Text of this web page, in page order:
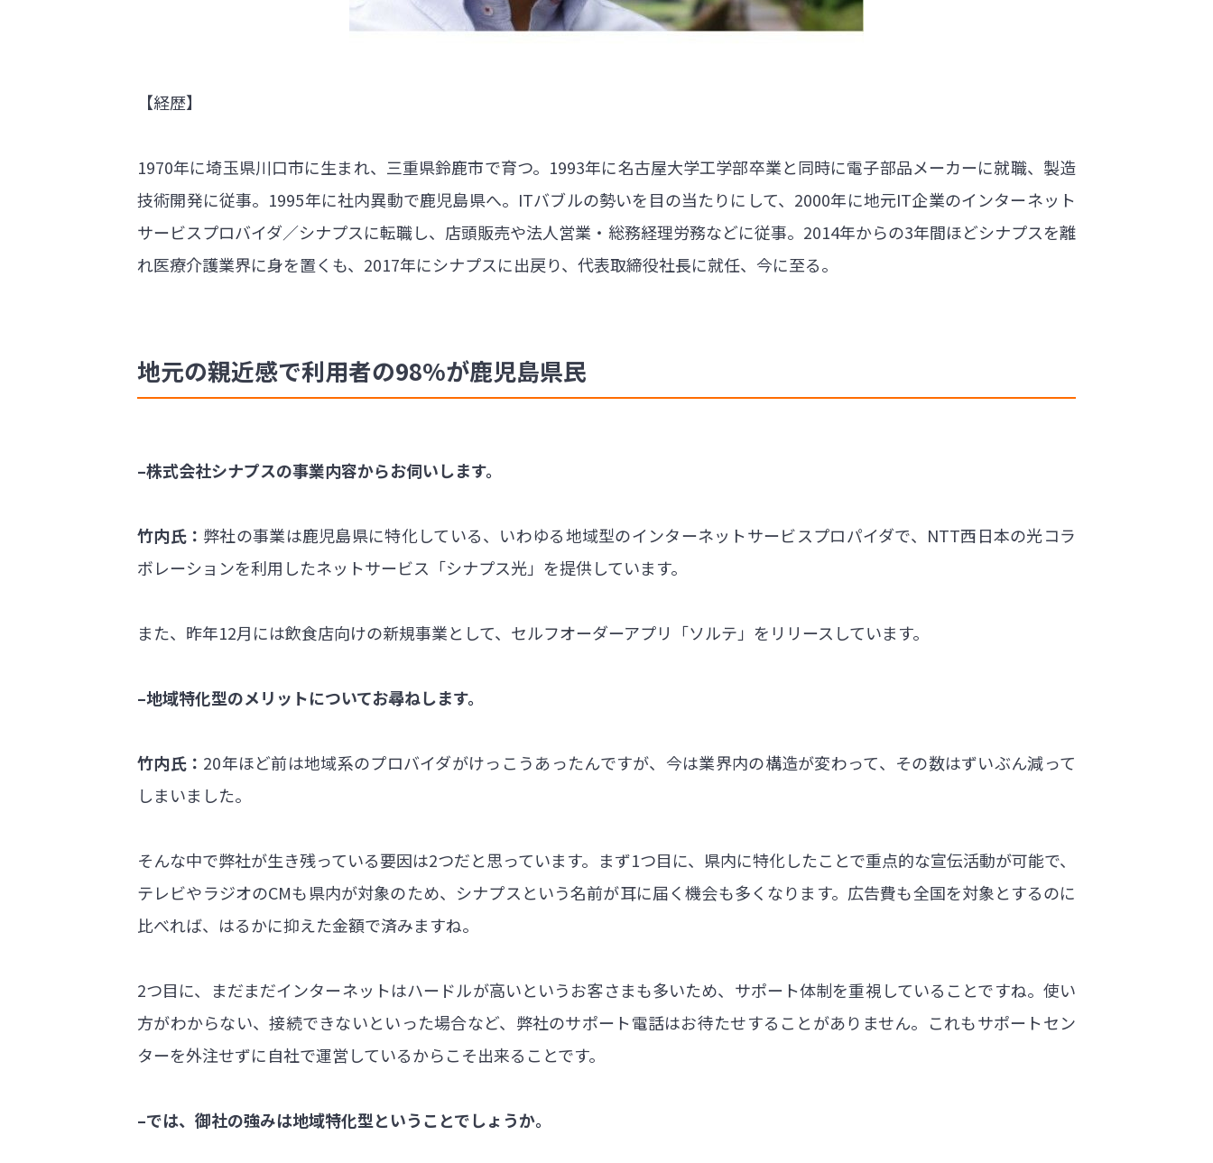
【経歴】
1970年に埼玉県川口市に生まれ、三重県鈴鹿市で育つ。1993年に名古屋大学工学部卒業と同時に電子部品メーカーに就職、製造
技術開発に従事。1995年に社内異動で鹿児島県へ。ITバブルの勢いを目の当たりにして、2000年に地元IT企業のインターネット
サービスプロバイダ／シナプスに転職し、店頭販売や法人営業・総務経理労務などに従事。2014年からの3年間ほどシナプスを離
れ医療介護業界に身を置くも、2017年にシナプスに出戻り、代表取締役社長に就任、今に至る。
地元の親近感で利用者の98%が鹿児島県民
–株式会社シナプスの事業内容からお伺いします。
竹内氏： 弊社の事業は鹿児島県に特化している、いわゆる地域型のインターネットサービスプロパイダで、NTT西日本の光コラ
ボレーションを利用したネットサービス「シナプス光」を提供しています。
また、昨年12月には飲食店向けの新規事業として、セルフオーダーアプリ「ソルテ」をリリースしています。
–地域特化型のメリットについてお尋ねします。
竹内氏： 20年ほど前は地域系のプロバイダがけっこうあったんですが、今は業界内の構造が変わって、その数はずいぶん減って
しまいました。
そんな中で弊社が生き残っている要因は2つだと思っています。まず1つ目に、県内に特化したことで重点的な宣伝活動が可能で、
テレビやラジオのCMも県内が対象のため、シナプスという名前が耳に届く機会も多くなります。広告費も全国を対象とするのに
比べれば、はるかに抑えた金額で済みますね。
2つ目に、まだまだインターネットはハードルが高いというお客さまも多いため、サポート体制を重視していることですね。使い
方がわからない、接続できないといった場合など、弊社のサポート電話はお待たせすることがありません。これもサポートセン
ターを外注せずに自社で運営しているからこそ出来ることです。
–では、御社の強みは地域特化型ということでしょうか。